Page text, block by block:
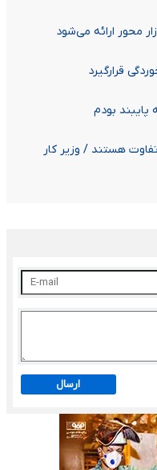
محور ارائه می‌شود
قرارگیرد
بودم
هستند / وزیر کار
ارسال